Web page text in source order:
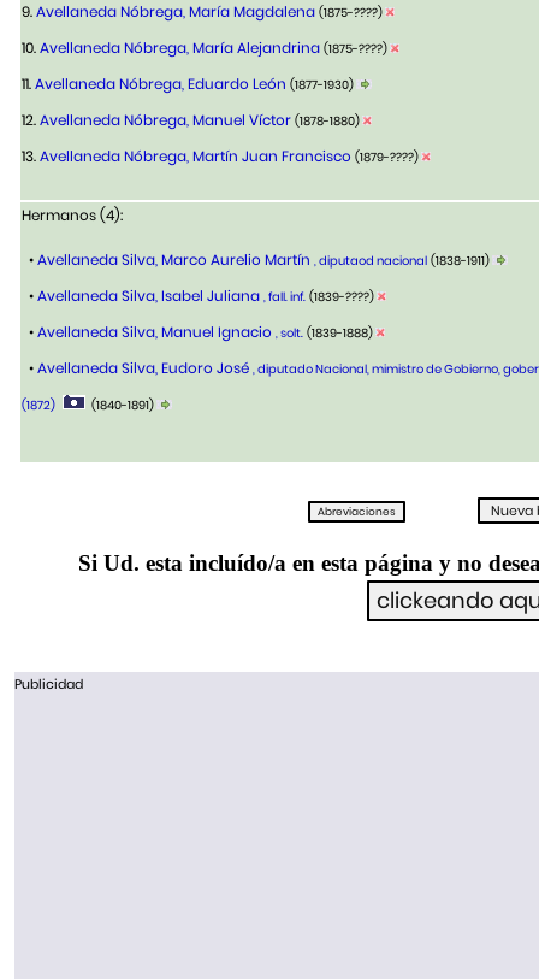
9.Avellaneda Nóbrega, María Magdalena (1875-????)
10.Avellaneda Nóbrega, María Alejandrina (1875-????)
11.Avellaneda Nóbrega, Eduardo León (1877-1930)
12.Avellaneda Nóbrega, Manuel Víctor (1878-1880)
13.Avellaneda Nóbrega, Martín Juan Francisco (1879-????)
Hermanos (4):
•Avellaneda Silva, Marco Aurelio Martín , diputaod nacional (1838-1911)
•Avellaneda Silva, Isabel Juliana , fall. inf. (1839-????)
•Avellaneda Silva, Manuel Ignacio , solt. (1839-1888)
•Avellaneda Silva, Eudoro José , diputado Nacional, mimistro de Gobierno,
(1872)
(1840-1891)
Si Ud. esta incluído/a en esta página y no
Publicidad